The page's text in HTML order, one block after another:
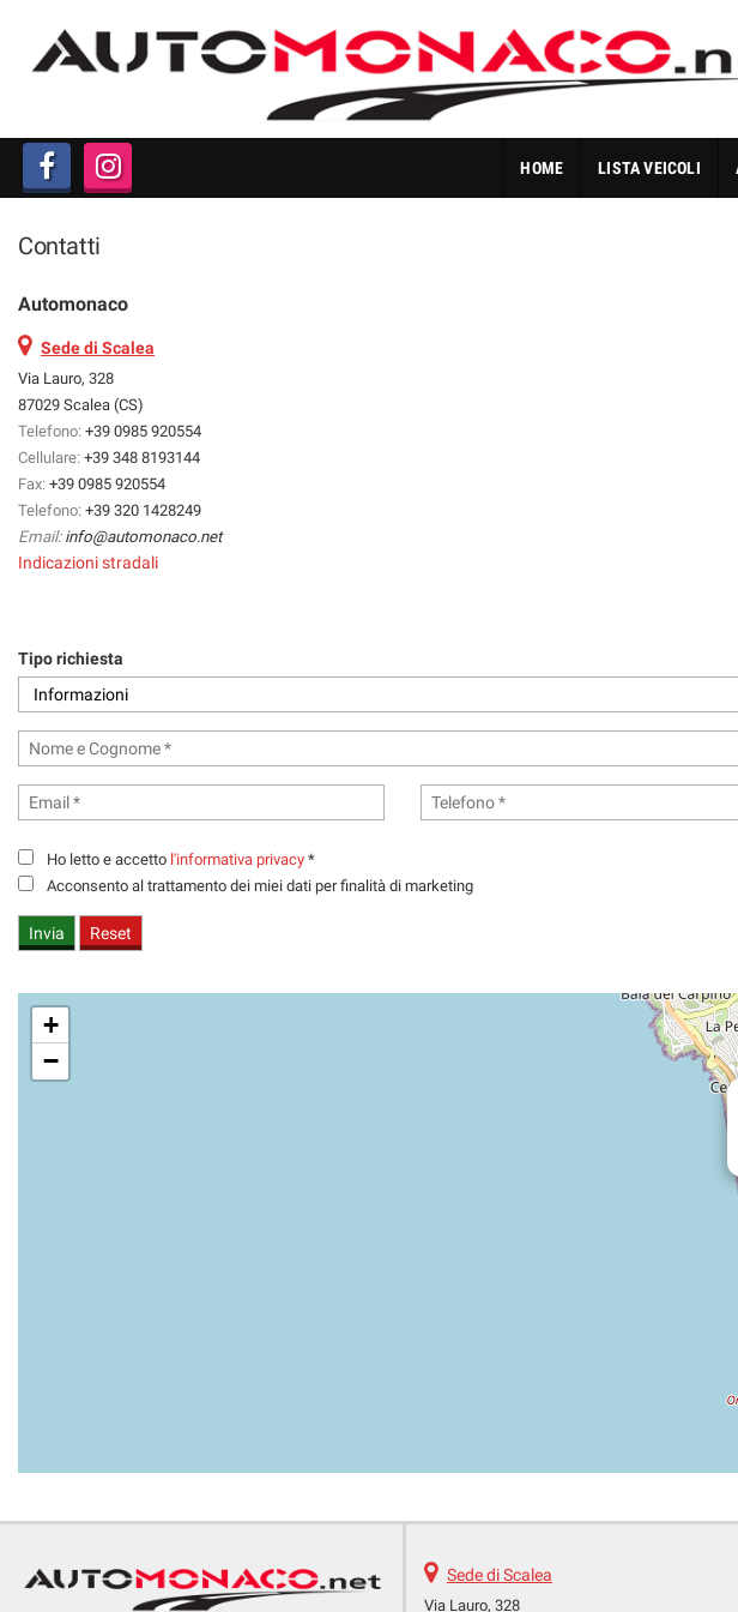
HOME
ACQUISTIAMO AUTO IN
CONTANTI
PERMUTA AUTO
GARANZIA 12 MESI
FAQ
CONTATTI
HOME LISTA VEICOLI
Contatti
Automonaco
Sede di Scalea
Via Lauro, 328
87029 Scalea (CS)
Telefono: +39 0985 920554
Cellulare: +39 348 8193144
Fax: +39 0985 920554
Telefono: +39 320 1428249
Email: info@automonaco.net
Indicazioni stradali
Tipo richiesta
Ho letto e accetto l'informativa privacy *
Acconsento al trattamento dei miei dati per finalità di marketing
+
−
Sede di Scalea
Via Lauro, 328